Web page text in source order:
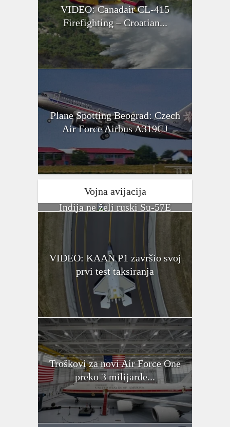
VIDEO: Canadair CL-415
Firefighting – Croatian...
Plane Spotting Beograd: Czech
Air Force Airbus A319CJ
Vojna avijacija
Indija ne želi ruski Su-57E
VIDEO: KAAN P1 završio svoj
prvi test taksiranja
Troškovi za novi Air Force One
preko 3 milijarde...